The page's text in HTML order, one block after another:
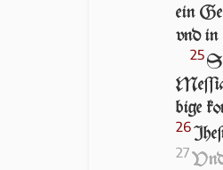
ein
vnd in
25
bi­ge
26
27Vnd